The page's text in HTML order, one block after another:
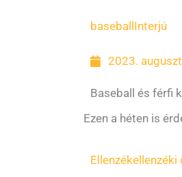
baseball Interjú
2023.
Baseball és férfi
Ezen a héten is
Ellenzékellenzéki